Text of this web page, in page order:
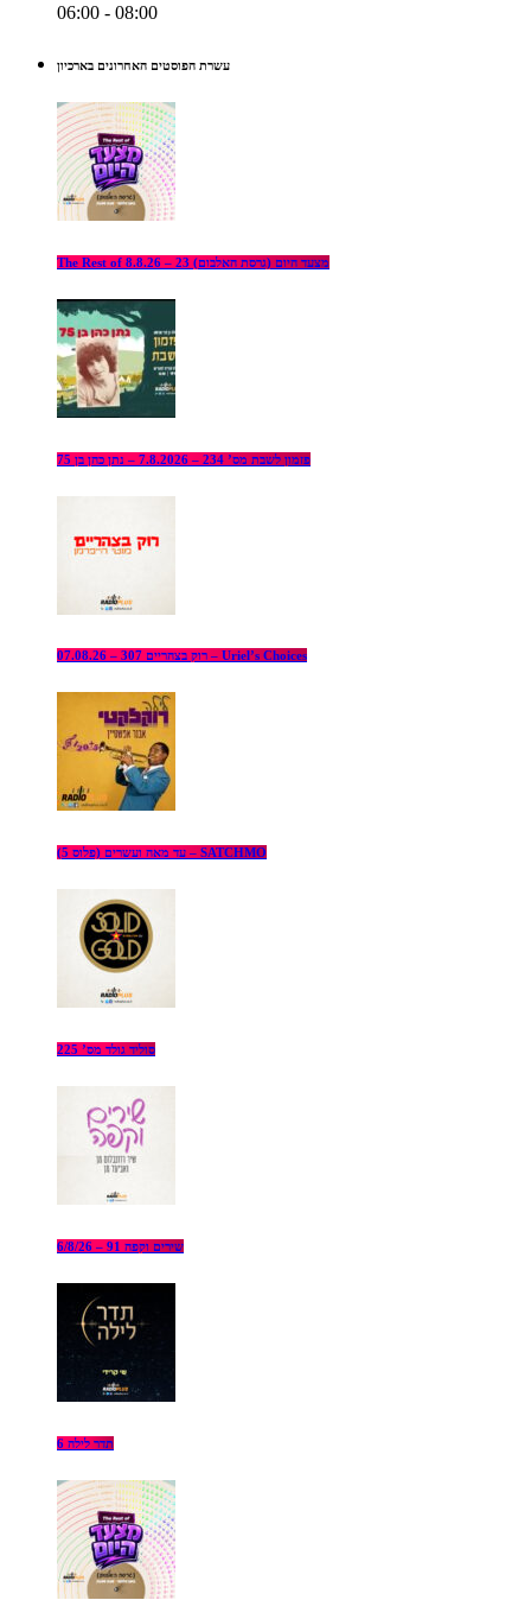
06:00 - 08:00
עשרת הפוסטים האחרונים בארכיון
The Rest of מצעד היום (גרסת האלבום) 23 – 8.8.26
פזמון לשבת מס’ 234 – 7.8.2026 – נתן כהן בן 75
רוק בצהריים 307 – 07.08.26 – Uriel’s Choices
עד מאה ועשרים (פלוס 5) – SATCHMO
סוליד גולד מס’ 225
שירים וקפה 91 – 6/8/26
תדר לילה 6